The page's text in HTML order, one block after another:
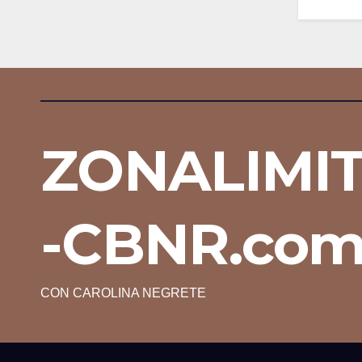
-
CON CAROLINA NEGRETE